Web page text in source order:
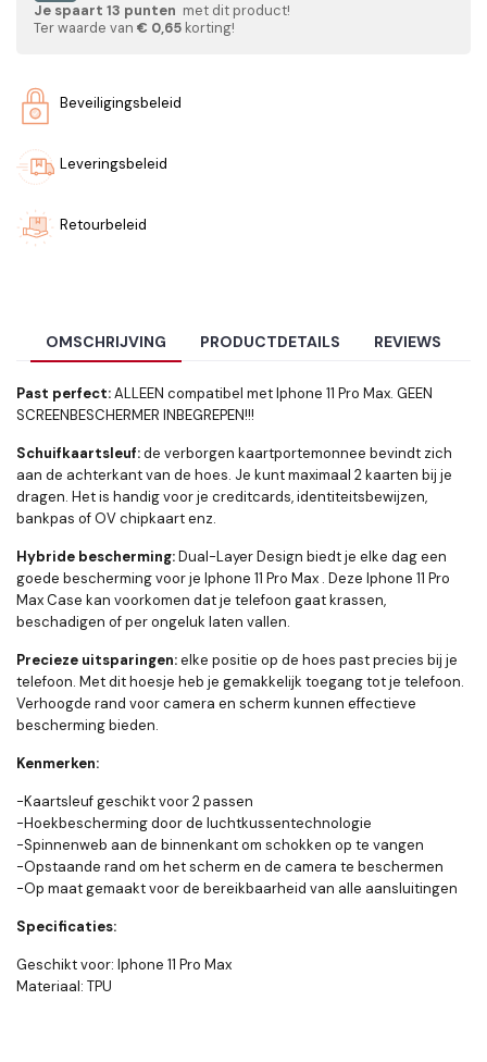
Je spaart 13 punten met dit product!
Ter waarde van € 0,65 korting!
Beveiligingsbeleid
Leveringsbeleid
Retourbeleid
OMSCHRIJVING PRODUCTDETAILS REVIEWS
Past perfect:ALLEEN compatibel met Iphone 11 Pro Max. GEEN
SCREENBESCHERMER INBEGREPEN!!!
Schuifkaartsleuf:de verborgen kaartportemonnee bevindt zich
aan de achterkant van de hoes. Je kunt maximaal 2 kaarten bij je
dragen. Het is handig voor je creditcards, identiteitsbewijzen,
bankpas of OV chipkaart enz.
Hybride bescherming:Dual-Layer Design biedt je elke dag een
goede bescherming voor je Iphone 11 Pro Max . Deze Iphone 11 Pro
Max Case kan voorkomen dat je telefoon gaat krassen,
beschadigen of per ongeluk laten vallen.
Precieze uitsparingen:elke positie op de hoes past precies bij je
telefoon. Met dit hoesje heb je gemakkelijk toegang tot je telefoon.
Verhoogde rand voor camera en scherm kunnen effectieve
bescherming bieden.
Kenmerken:
-Kaartsleuf geschikt voor 2 passen
-Hoekbescherming door de luchtkussentechnologie
-Spinnenweb aan de binnenkant om schokken op te vangen
-Opstaande rand om het scherm en de camera te beschermen
-Op maat gemaakt voor de bereikbaarheid van alle aansluitingen
Specificaties:
Geschikt voor: Iphone 11 Pro Max
Materiaal: TPU